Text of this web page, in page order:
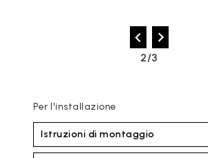
2/3
Per l'installazione
Istruzioni di montaggio